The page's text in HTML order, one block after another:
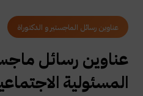
عناوين رسائل الماجستير و الدكتوراة
عناوين رسائل
المسئولية